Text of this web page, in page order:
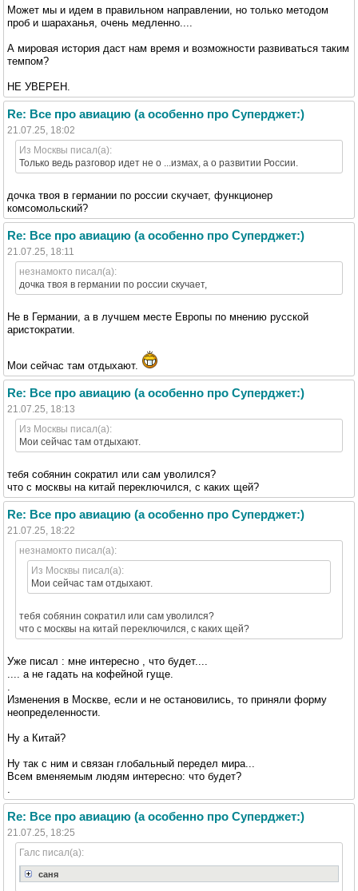
Может мы и идем в правильном направлении, но только методом
проб и шараханья, очень медленно....
А мировая история даст нам время и возможности развиваться таким
темпом?
НЕ УВЕРЕН.
Re: Все про авиацию (а особенно про Суперджет:)
21.07.25, 18:02
Из Москвы писал(а):
Только ведь разговор идет не о ...измах, а о развитии России.
дочка твоя в германии по россии скучает, функционер
комсомольский?
Re: Все про авиацию (а особенно про Суперджет:)
21.07.25, 18:11
незнамокто писал(а):
дочка твоя в германии по россии скучает,
Не в Германии, а в лучшем месте Европы по мнению русской
аристократии.
Мои сейчас там отдыхают.
Re: Все про авиацию (а особенно про Суперджет:)
21.07.25, 18:13
Из Москвы писал(а):
Мои сейчас там отдыхают.
тебя собянин сократил или сам уволился?
что с москвы на китай переключился, с каких щей?
Re: Все про авиацию (а особенно про Суперджет:)
21.07.25, 18:22
незнамокто писал(а):
Из Москвы писал(а):
Мои сейчас там отдыхают.
тебя собянин сократил или сам уволился?
что с москвы на китай переключился, с каких щей?
Уже писал : мне интересно , что будет....
.... а не гадать на кофейной гуще.
Изменения в Москве, если и не остановились, то приняли форму
неопределенности.
Ну а Китай?
Ну так с ним и связан глобальный передел мира...
Всем вменяемым людям интересно: что будет?
Re: Все про авиацию (а особенно про Суперджет:)
21.07.25, 18:25
Галс писал(а):
саня